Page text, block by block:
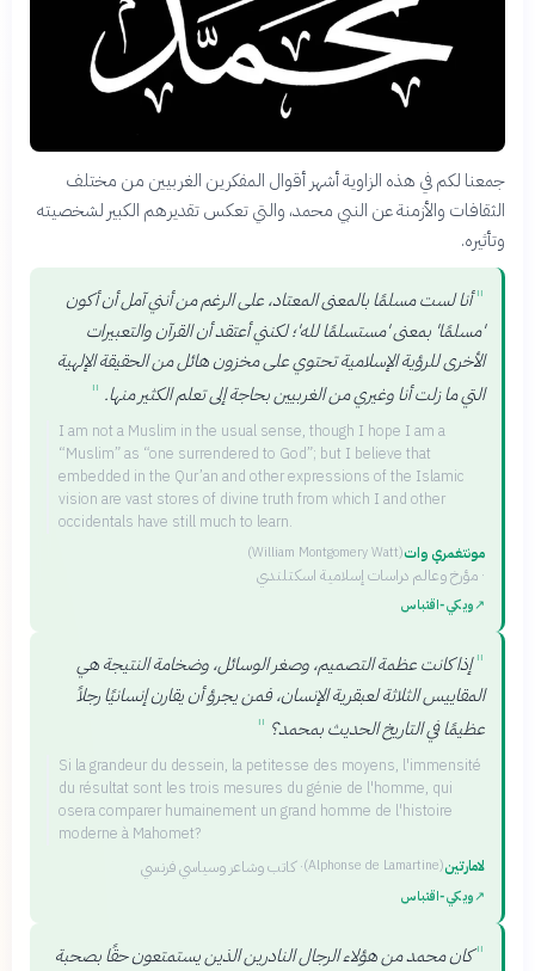
جمعنا لكم في هذه الزاوية أشهر أقوال المفكرين الغربيين من مختلف
الثقافات والأزمنة عن النبي محمد، والتي تعكس تقديرهم الكبير لشخصيته
وتأثيره.
" أنا لست مسلمًا بالمعنى المعتاد، على الرغم من أنني آمل أن أكون
'مسلمًا' بمعنى 'مستسلمًا لله'؛ لكنني أعتقد أن القرآن والتعبيرات
الأخرى للرؤية الإسلامية تحتوي على مخزون هائل من الحقيقة الإلهية
التي ما زلت أنا وغيري من الغربيين بحاجة إلى تعلم الكثير منها. "
I am not a Muslim in the usual sense, though I hope I am a
“Muslim” as “one surrendered to God”; but I believe that
embedded in the Qur’an and other expressions of the Islamic
vision are vast stores of divine truth from which I and other
occidentals have still much to learn.
مونتغمري وات
(William Montgomery Watt)
· مؤرخ وعالم دراسات إسلامية اسكتلندي
↗ويكي‑اقتباس
" إذا كانت عظمة التصميم، وصغر الوسائل، وضخامة النتيجة هي
المقاييس الثلاثة لعبقرية الإنسان، فمن يجرؤ أن يقارن إنسانيًا رجلاً
عظيمًا في التاريخ الحديث بمحمد؟ "
Si la grandeur du dessein, la petitesse des moyens, l'immensité
du résultat sont les trois mesures du génie de l'homme, qui
osera comparer humainement un grand homme de l'histoire
moderne à Mahomet?
لامارتين
(Alphonse de Lamartine)
·كاتب وشاعر وسياسي فرنسي
↗ويكي‑اقتباس
"كان محمد من هؤلاء الرجال النادرين الذين يستمتعون حقًا بصحبة